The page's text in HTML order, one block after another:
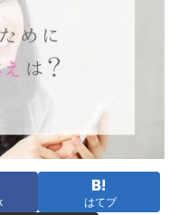
はてブ